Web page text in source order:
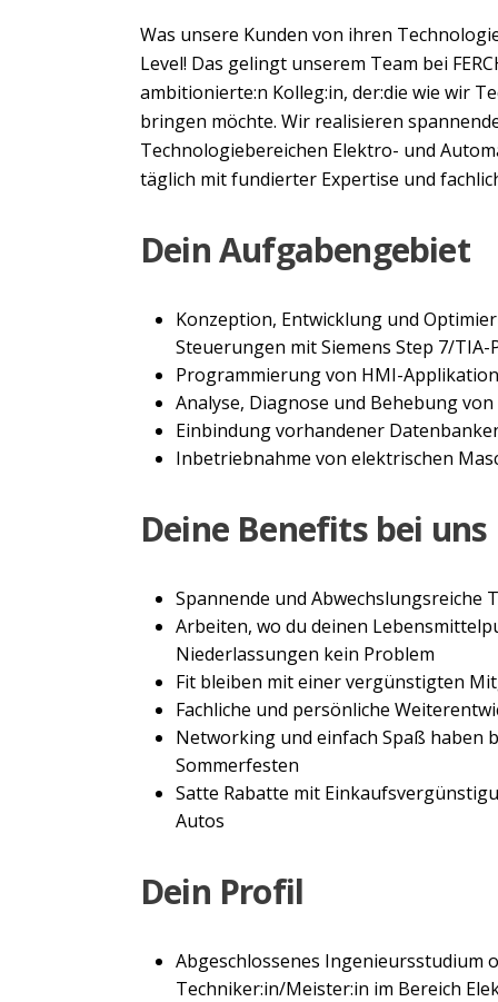
Was unsere Kunden von ihren
Level! Das gelingt unserem Team bei
ambitionierte:n Kolleg:in, der:die wie wir
bringen möchte. Wir realisieren
Technologiebereichen Elektro- und
täglich mit fundierter Expertise und
Dein Aufgabengebiet
Konzeption, Entwicklung und
Steuerungen mit Siemens Step 7/TIA-
Programmierung von HMI-
Analyse, Diagnose und Behebung
Einbindung vorhandener
Inbetriebnahme von elektrischen
Deine Benefits bei uns
Spannende und Abwechslungsreiche
Arbeiten, wo du deinen
Niederlassungen kein Problem
Fit bleiben mit einer vergünstigten
Fachliche und persönliche
Networking und einfach Spaß haben
Sommerfesten
Satte Rabatte mit
Autos
Dein Profil
Abgeschlossenes Ingenieursstudium
Techniker:in/Meister:in im Bereich